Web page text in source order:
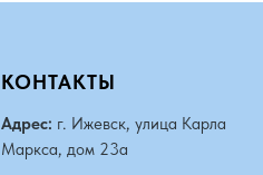
КОНТАКТЫ
Адрес: г. Ижевск, улица Карла
Маркса, дом 23а